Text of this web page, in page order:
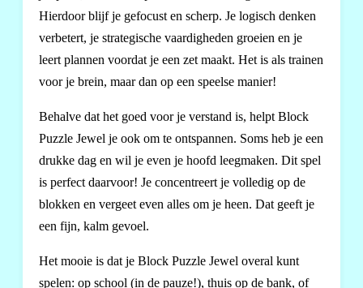
Hierdoor blijf je gefocust en scherp. Je logisch denken
verbetert, je strategische vaardigheden groeien en je
leert plannen voordat je een zet maakt. Het is als trainen
voor je brein, maar dan op een speelse manier!
Behalve dat het goed voor je verstand is, helpt Block
Puzzle Jewel je ook om te ontspannen. Soms heb je een
drukke dag en wil je even je hoofd leegmaken. Dit spel
is perfect daarvoor! Je concentreert je volledig op de
blokken en vergeet even alles om je heen. Dat geeft je
een fijn, kalm gevoel.
Het mooie is dat je Block Puzzle Jewel overal kunt
spelen: op school (in de pauze!), thuis op de bank, of